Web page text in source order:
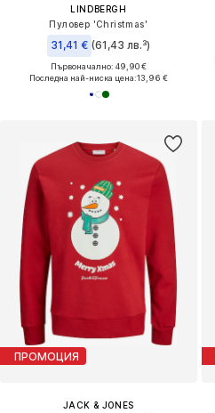
LINDBERGH
Пуловер 'Christmas'
31,41 € (61,43 лв.³)
Първоначално: 49,90 €
Последна най-ниска цена:13,96 €
ПРОМОЦИЯ
JACK & JONES